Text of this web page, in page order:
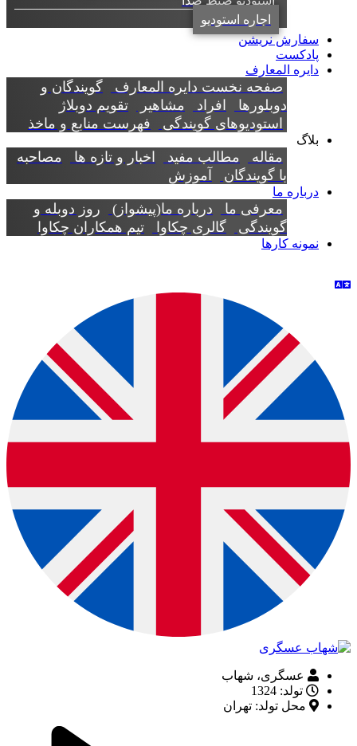
اجاره استودیو
سفارش نریشن
پادکست
دایره المعارف
صفحه نخست دایره المعارف گویندگان و
دوبلورها
افراد مشاهیر تقویم دوبلاژ
استودیوهای گویندگی فهرست منابع و ماخذ
بلاگ
مقاله مطالب مفید اخبار و تازه ها
مصاحبه
با گویندگان آموزش
درباره ما
معرفی ما درباره ما(پیشواز)
روز دوبله و
گویندگی گالری چکاوا تیم همکاران چکاوا
نمونه کارها
عسگری، شهاب
تولد: 1324
محل تولد: تهران